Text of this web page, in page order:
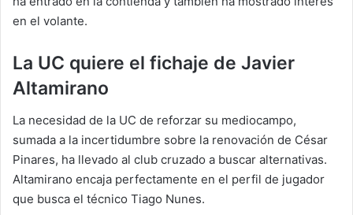
en el volante.
La UC quiere el fichaje de Javier
Altamirano
La necesidad de la UC de reforzar su mediocampo,
sumada a la incertidumbre sobre la renovación de César
Pinares, ha llevado al club cruzado a buscar alternativas.
Altamirano encaja perfectamente en el perfil de jugador
que busca el técnico Tiago Nunes.